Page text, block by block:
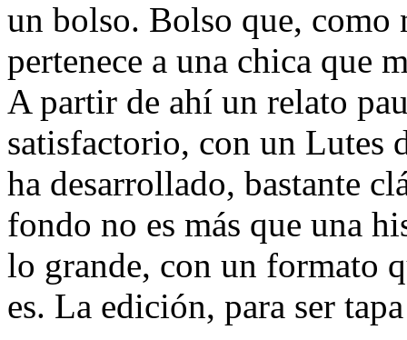
un bolso. Bolso que, como
pertenece a una chica que
A partir de ahí un relato
satisfactorio, con un Lutes
ha desarrollado, bastante
fondo no es más que una
lo grande, con un formato
es. La edición, para ser